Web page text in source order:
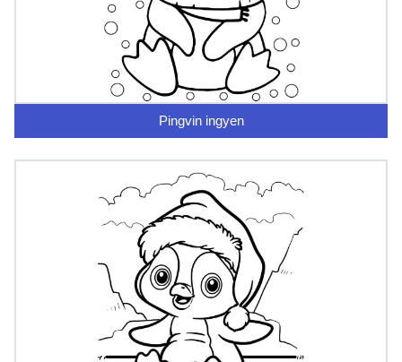
Pingvin ingyen